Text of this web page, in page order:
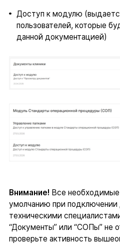
Доступ к модулю
пользователей, которые
данной документацией)
Внимание! Все
умолчанию при подключении
техническими
“Документы” или “СОПы” не
проверьте активность